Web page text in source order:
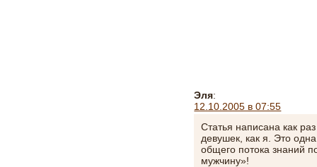
Эля:
12.10.2005 в 07:55
Статья написана как
девушек, как я. Это
общего потока знаний
мужчину»!